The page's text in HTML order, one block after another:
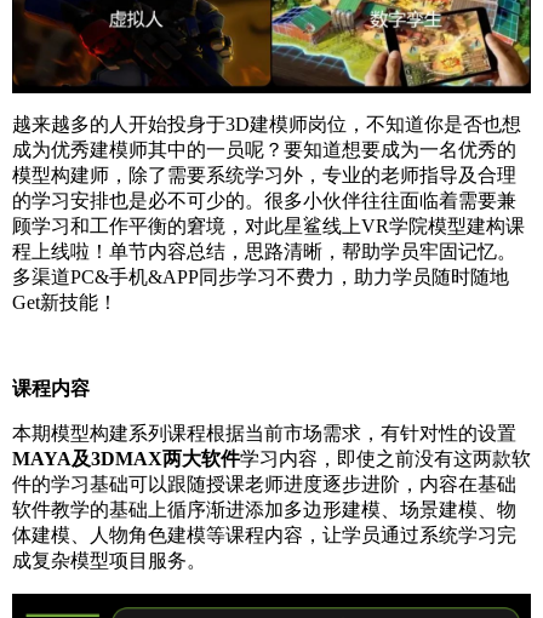
越来越多的人开始投身于3D建模师岗位，不知道你是否也想
成为优秀建模师其中的一员呢？要知道想要成为一名优秀的
模型构建师，除了需要系统学习外，专业的老师指导及合理
的学习安排也是必不可少的。很多小伙伴往往面临着需要兼
顾学习和工作平衡的窘境，对此星鲨线上VR学院模型建构课
程上线啦！单节内容总结，思路清晰，帮助学员牢固记忆。
多渠道PC&手机&APP同步学习不费力，助力学员随时随地
Get新技能！
课程内容
本期模型构建系列课程根据当前市场需求，有针对性的设置
MAYA及3DMAX两大软件学习内容，即使之前没有这两款软
件的学习基础可以跟随授课老师进度逐步进阶，内容在基础
软件教学的基础上循序渐进添加多边形建模、场景建模、物
体建模、人物角色建模等课程内容，让学员通过系统学习完
成复杂模型项目服务。